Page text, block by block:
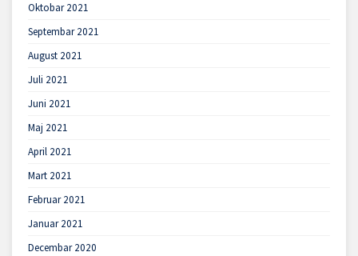
Oktobar 2021
Septembar 2021
August 2021
Juli 2021
Juni 2021
Maj 2021
April 2021
Mart 2021
Februar 2021
Januar 2021
Decembar 2020